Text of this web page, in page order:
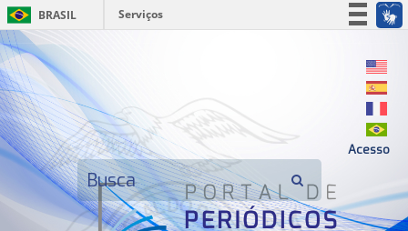
BRASIL
Serviços
Acesso